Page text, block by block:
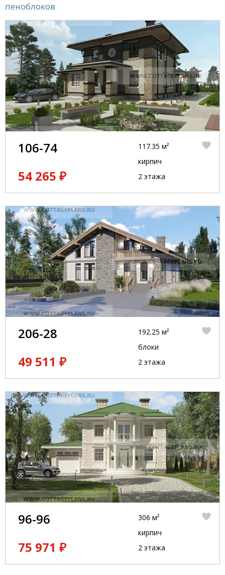
пеноблоков
106-74
54 265 ₽
117.35 м²
кирпич
2 этажа
206-28
49 511 ₽
192.25 м²
блоки
2 этажа
96-96
75 971 ₽
306 м²
кирпич
2 этажа